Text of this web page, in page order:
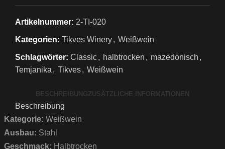
Artikelnummer: 2-TI-020
Kategorien: Tikves Winery, Weißwein
Schlagwörter: Classic, halbtrocken , mazedonisch ,
Temjanika , Tikves, Weißwein
BESCHREIBUNGZUSÄTZLICHE INFORMATIONEN
Beschreibung
Kategorie: Weißwein
Ausbau: Stahl
Geschmack: Halbtrocken